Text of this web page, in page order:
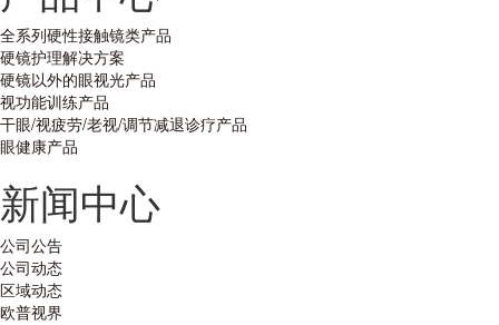
全系列硬性接触镜类产品
硬镜护理解决方案
硬镜以外的眼视光产品
视功能训练产品
干眼/视疲劳/老视/调节减退诊疗产品
眼健康产品
新闻中心
公司公告
公司动态
区域动态
欧普视界